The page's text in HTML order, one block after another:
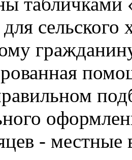
сельского
- местные